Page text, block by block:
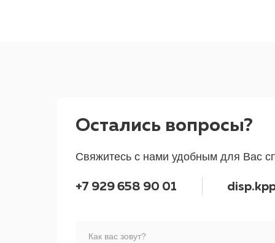
Свяжитесь с нами удобным для Вас
Остались вопросы?
+7 929 658 90 01